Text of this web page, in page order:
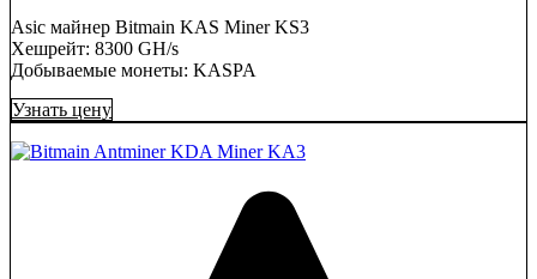
Asic майнер Bitmain KAS Miner KS3
Хешрейт: 8300 GH/s
Добываемые монеты: KASPA
Узнать цену